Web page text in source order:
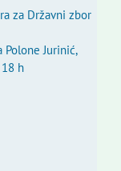
za Državni zbor
Jurinić,
h